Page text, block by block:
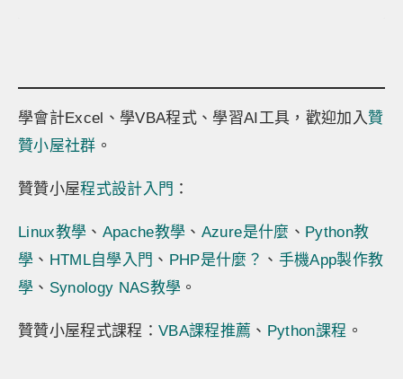
學會計Excel、學VBA程式、學習AI工具，歡迎加入贊
贊小屋社群 。
贊贊小屋程式設計入門 ：
Linux教學 、 Apache教學 、 Azure是什麼 、 Python教
學 、 HTML自學入門 、 PHP是什麼？ 、 手機App製作教
學 、 Synology NAS教學 。
贊贊小屋程式課程：VBA課程推薦 、 Python課程 。